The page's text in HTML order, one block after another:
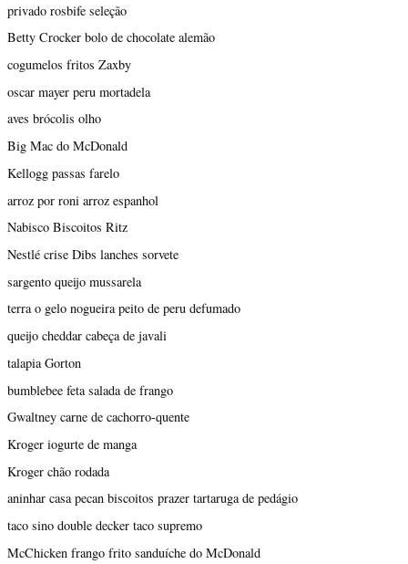
privado rosbife seleção
Betty Crocker bolo de chocolate alemão
cogumelos fritos Zaxby
oscar mayer peru mortadela
aves brócolis olho
Big Mac do McDonald
Kellogg passas farelo
arroz por roni arroz espanhol
Nabisco Biscoitos Ritz
Nestlé crise Dibs lanches sorvete
sargento queijo mussarela
terra o gelo nogueira peito de peru defumado
queijo cheddar cabeça de javali
talapia Gorton
bumblebee feta salada de frango
Gwaltney carne de cachorro-quente
Kroger iogurte de manga
Kroger chão rodada
aninhar casa pecan biscoitos prazer tartaruga de pedágio
taco sino double decker taco supremo
McChicken frango frito sanduíche do McDonald